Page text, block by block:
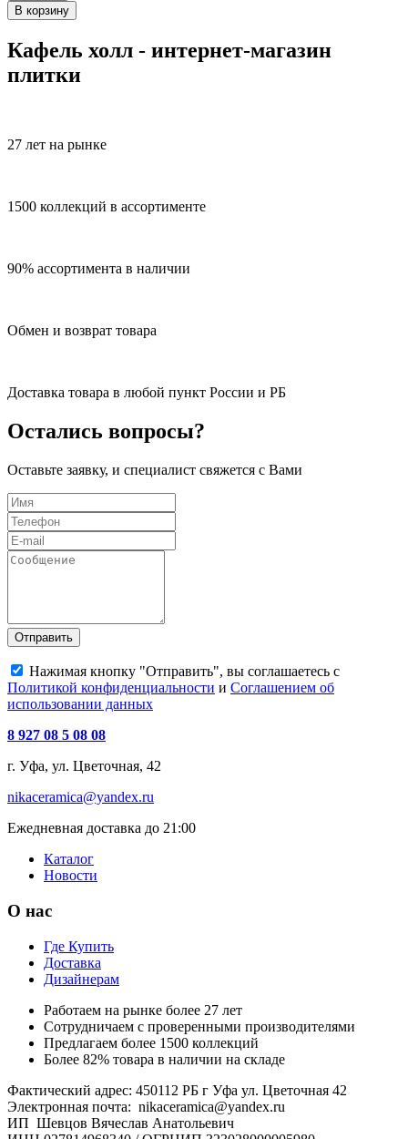
В корзину
Кафель холл - интернет-магазин
плитки
27 лет на рынке
1500 коллекций в ассортименте
90% ассортимента в наличии
Обмен и возврат товара
Доставка товара в любой пункт России и РБ
Остались вопросы?
Оставьте заявку, и специалист свяжется с Вами
Отправить
Нажимая кнопку "Отправить", вы соглашаетесь с
Политикой конфиденциальности и Соглашением об
использовании данных
8 927 08 5 08 08
г. Уфа, ул. Цветочная, 42
nikaceramica@yandex.ru
Ежедневная доставка до 21:00
Каталог
Новости
О нас
Где Купить
Доставка
Дизайнерам
Работаем на рынке более 27 лет
Сотрудничаем с проверенными производителями
Предлагаем более 1500 коллекций
Более 82% товара в наличии на складе
Фактический адрес: 450112 РБ г Уфа ул. Цветочная 42
Электронная почта: nikaceramica@yandex.ru
ИП Шевцов Вячеслав Анатольевич